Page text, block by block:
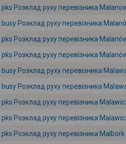
pks Розклад руху перевізника
busy Розклад руху перевізника
pks Розклад руху перевізника
pks Розклад руху перевізника
busy Розклад руху перевізника
busy Розклад руху перевізника
pks Розклад руху перевізника
pks Розклад руху перевізника
pks Розклад руху перевізника Malbork